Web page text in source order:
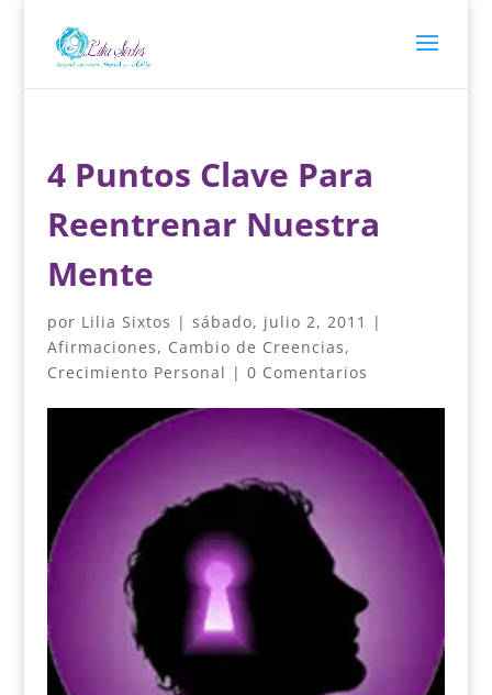
4 Puntos Clave Para
Reentrenar Nuestra
Mente
por Lilia Sixtos | sábado, julio 2, 2011
|
Afirmaciones, Cambio de Creencias,
Crecimiento Personal | 0 Comentarios